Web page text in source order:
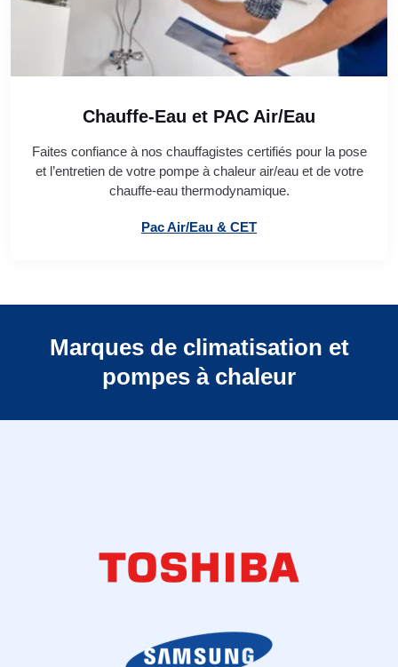
Chauffe-Eau et PAC Air/Eau
Faites confiance à nos chauffagistes certifiés pour la pose
et l’entretien de votre pompe à chaleur air/eau et de votre
chauffe-eau thermodynamique.
Pac Air/Eau & CET
Marques de climatisation et
pompes à chaleur